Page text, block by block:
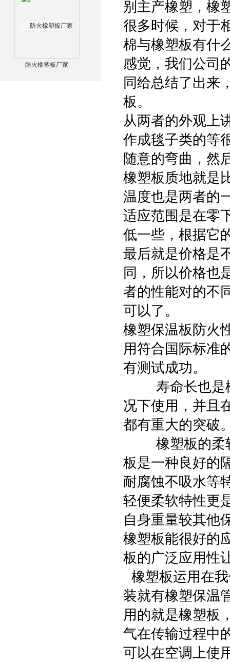
防火橡塑板厂家
别主产橡塑，橡
很多时候，对于
棉与橡塑板有什
感觉，我们公司
同给总结了出来
板。
从两者的外观上
作成毯子类的等
随意的弯曲，然
橡塑板质地就是
温度也是两者的
适应范围是在零
低一些，根据它
最后就是价格是
同，所以价格也
者的性能对的不
可以了。
橡塑保温板防火
用符合国际标准
有测试成功。
寿命长也是橡
况下使用，并且
都有重大的突破
橡塑板的柔软
板是一种良好的
耐腐蚀不吸水等
轻便柔软特性更
自身重量较其他
橡塑板能很好的
板的广泛应用性
橡塑板运用在
装就有橡塑保温
用的就是橡塑板
气在传输过程中
可以在空调上使